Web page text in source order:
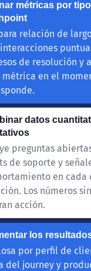
métricas por
relación de
de resolución y
métrica en el
datos
preguntas
de soporte y
en cada
Los números
acción.
los
por perfil de
del journey y